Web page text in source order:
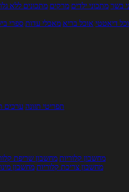
בשר מתכוני ילדים מרקים מתכונים ללא
דיאטטי אוכל בריא מאכלי עדות ספרי
תפריטי תזונה ערכים
מחשבון קלוריות מחשבון שריפת
מחשבון צריכת קלוריות מחשבון